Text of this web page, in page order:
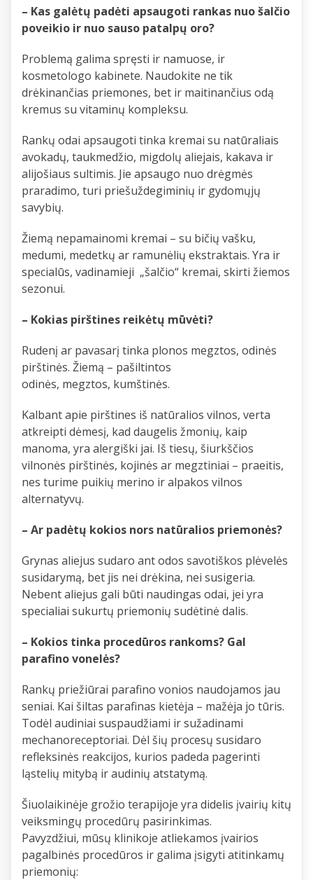
– Kas galėtų padėti apsaugoti rankas nuo šalčio
poveikio ir nuo sauso patalpų oro?
Problemą galima spręsti ir namuose, ir
kosmetologo kabinete. Naudokite ne tik
drėkinančias priemones, bet ir maitinančius odą
kremus su vitaminų kompleksu.
Rankų odai apsaugoti tinka kremai su natūraliais
avokadų, taukmedžio, migdolų aliejais, kakava ir
alijošiaus sultimis. Jie apsaugo nuo drėgmės
praradimo, turi priešuždegiminių ir gydomųjų
savybių.
Žiemą nepamainomi kremai – su bičių vašku,
medumi, medetkų ar ramunėlių ekstraktais. Yra ir
specialūs, vadinamieji „šalčio“ kremai, skirti žiemos
sezonui.
– Kokias pirštines reikėtų mūvėti?
Rudenį ar pavasarį tinka plonos megztos, odinės
pirštinės. Žiemą – pašiltintos
odinės, megztos, kumštinės.
Kalbant apie pirštines iš natūralios vilnos, verta
atkreipti dėmesį, kad daugelis žmonių, kaip
manoma, yra alergiški jai. Iš tiesų, šiurkščios
vilnonės pirštinės, kojinės ar megztiniai – praeitis,
nes turime puikių merino ir alpakos vilnos
alternatyvų.
– Ar padėtų kokios nors natūralios priemonės?
Grynas aliejus sudaro ant odos savotiškos plėvelės
susidarymą, bet jis nei drėkina, nei susigeria.
Nebent aliejus gali būti naudingas odai, jei yra
specialiai sukurtų priemonių sudėtinė dalis.
– Kokios tinka procedūros rankoms? Gal
parafino vonelės?
Rankų priežiūrai parafino vonios naudojamos jau
seniai. Kai šiltas parafinas kietėja – mažėja jo tūris.
Todėl audiniai suspaudžiami ir sužadinami
mechanoreceptoriai. Dėl šių procesų susidaro
refleksinės reakcijos, kurios padeda pagerinti
ląstelių mitybą ir audinių atstatymą.
Šiuolaikinėje grožio terapijoje yra didelis įvairių kitų
veiksmingų procedūrų pasirinkimas.
Pavyzdžiui, mūsų klinikoje atliekamos įvairios
pagalbinės procedūros ir galima įsigyti atitinkamų
priemonių: